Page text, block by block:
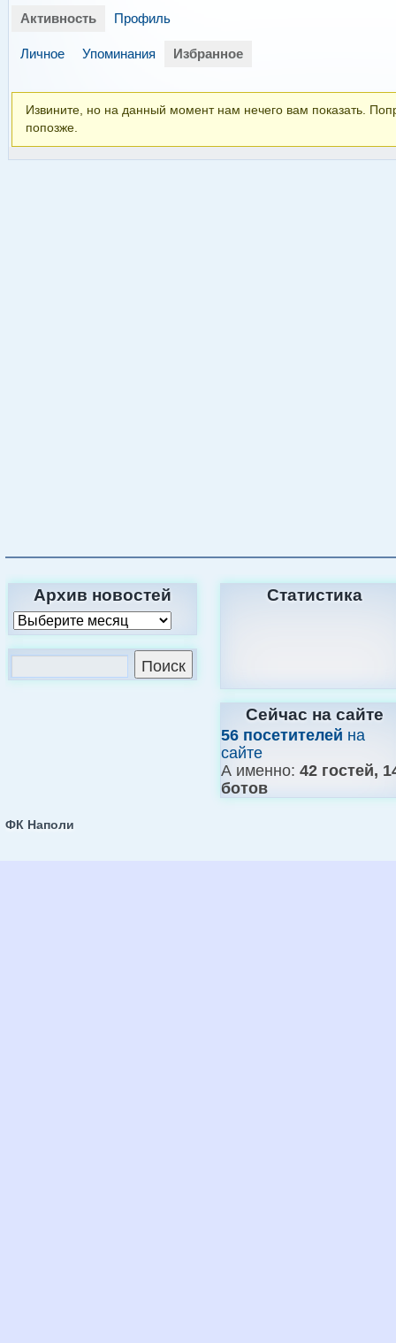
Активность Профиль
Личное Упоминания Избранное
Извините, но на данный момент нам нечего вам показать.
попозже.
Архив новостей Статистика
Сейчас на сайте
56 посетителей на
сайте
А именно: 42 гостей,
ботов
ФК Наполи